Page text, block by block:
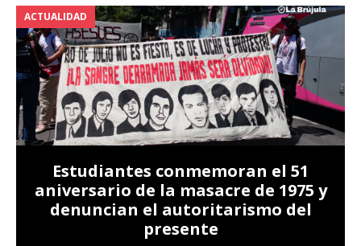
ACTUALIDAD
Estudiantes conmemoran el 51
aniversario de la masacre de 1975 y
denuncian el autoritarismo del
presente